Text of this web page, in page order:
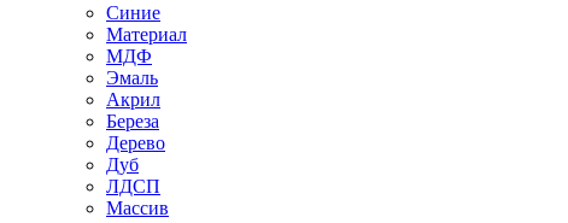
Синие
Материал
МДФ
Эмаль
Акрил
Береза
Дерево
Дуб
ЛДСП
Массив